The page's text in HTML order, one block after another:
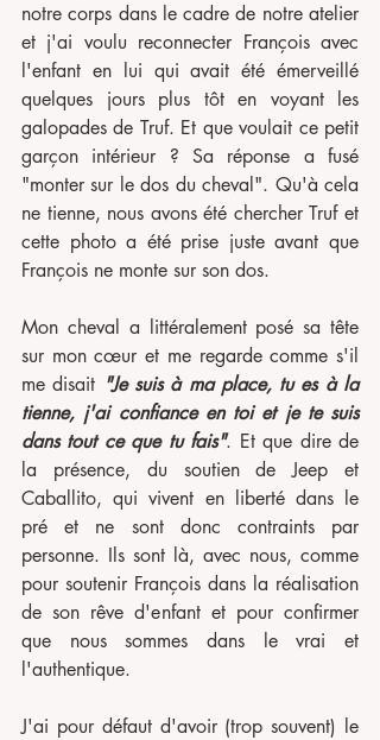
notre corps dans le cadre de notre atelier
et j'ai voulu reconnecter François avec
l'enfant en lui qui avait été émerveillé
quelques jours plus tôt en voyant les
galopades de Truf. Et que voulait ce petit
garçon intérieur ? Sa réponse a fusé
"monter sur le dos du cheval". Qu'à cela
ne tienne, nous avons été chercher Truf et
cette photo a été prise juste avant que
François ne monte sur son dos.
Mon cheval a littéralement posé sa tête
sur mon cœur et me regarde comme s'il
me disait "Je suis à ma place, tu es à la
tienne, j'ai confiance en toi et je te suis
dans tout ce que tu fais". Et que dire de
la présence, du soutien de Jeep et
Caballito, qui vivent en liberté dans le
pré et ne sont donc contraints par
personne. Ils sont là, avec nous, comme
pour soutenir François dans la réalisation
de son rêve d'enfant et pour confirmer
que nous sommes dans le vrai et
l'authentique.
J'ai pour défaut d'avoir (trop souvent) le